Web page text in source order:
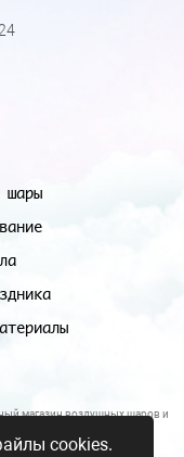
шары
магазин воздушных шаров и
cookies.